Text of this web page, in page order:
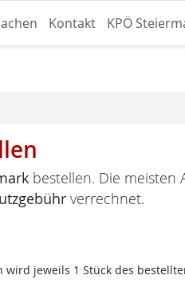
Kontakt KPÖ
bestellen. Die meisten
verrechnet.
jeweils 1 Stück des